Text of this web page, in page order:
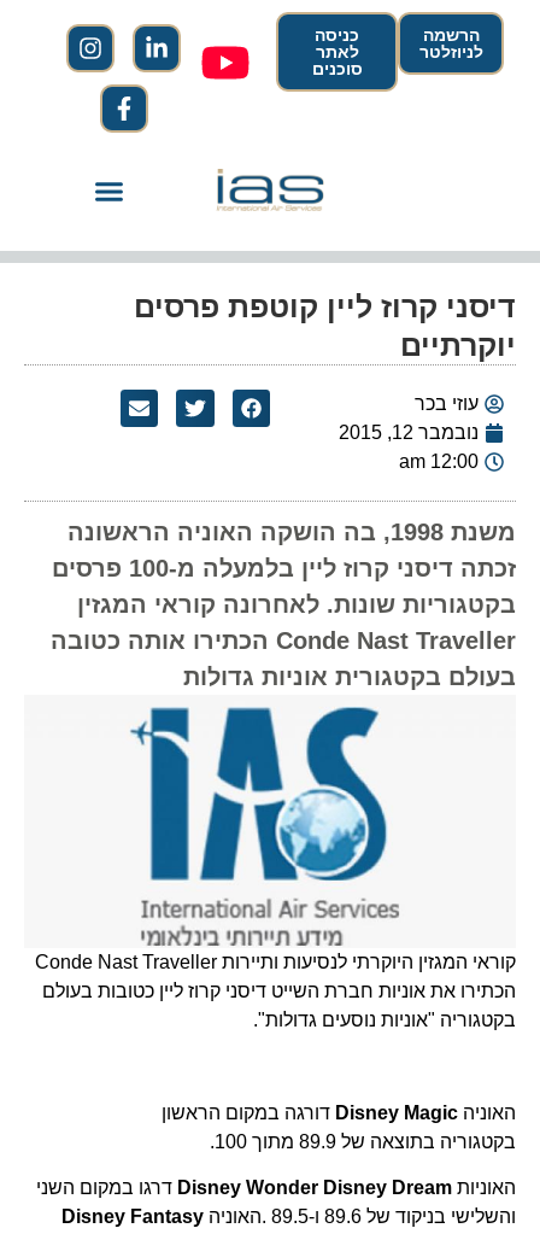
הרשמה
לניוזלטר
כניסה
לאתר
סוכנים
דיסני קרוז ליין קוטפת פרסים
יוקרתיים
עוזי בכר
נובמבר 12, 2015
12:00 am
משנת 1998, בה הושקה האוניה הראשונה
זכתה דיסני קרוז ליין בלמעלה מ-100 פרסים
בקטגוריות שונות. לאחרונה קוראי המגזין
Conde Nast Traveller הכתירו אותה כטובה
בעולם בקטגורית אוניות גדולות
קוראי המגזין היוקרתי לנסיעות ותיירות Conde Nast Traveller
הכתירו את אוניות חברת השייט דיסני קרוז ליין כטובות בעולם
בקטגוריה "אוניות נוסעים גדולות".
האוניה Disney Magic דורגה במקום הראשון
בקטגוריה בתוצאה של 89.9 מתוך 100.
האוניות Disney Wonder Disney Dream דרגו במקום השני
והשלישי בניקוד של 89.6 ו-89.5 .האוניה
Disney Fantasy